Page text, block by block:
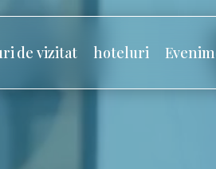
de vizitat hoteluri